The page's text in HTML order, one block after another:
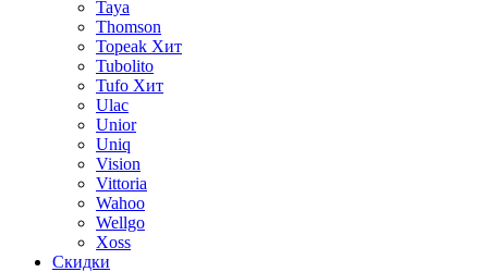
Taya
Thomson
Topeak Хит
Tubolito
Tufo Хит
Ulac
Unior
Uniq
Vision
Vittoria
Wahoo
Wellgo
Xoss
Скидки